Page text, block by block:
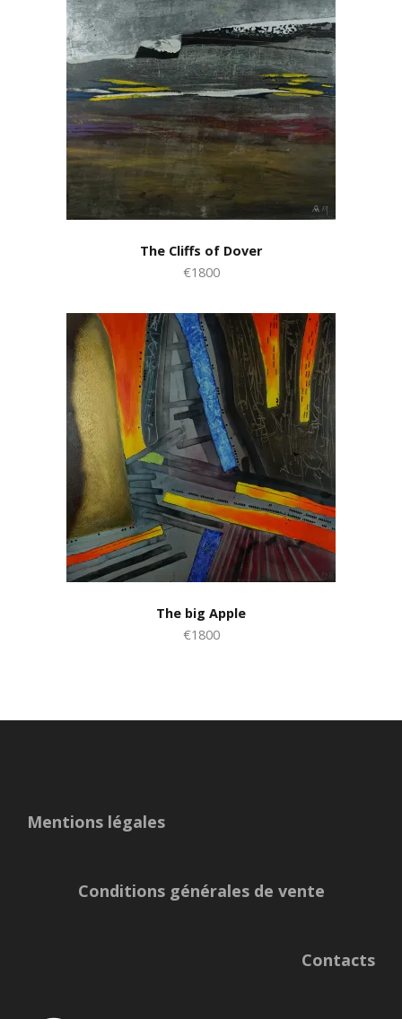
The Cliffs of Dover
€1800
The big Apple
€1800
Mentions légales
Conditions générales de vente
Contacts